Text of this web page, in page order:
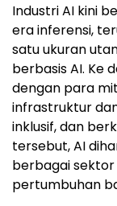
Industri AI kini
era inferensi,
satu ukuran
berbasis AI. Ke
dengan para
infrastruktur
inklusif, dan
tersebut, AI
berbagai
pertumbuhan